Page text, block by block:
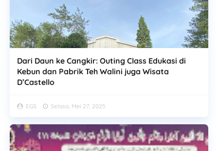
Dari Daun ke Cangkir: Outing Class Edukasi di
Kebun dan Pabrik Teh Walini juga Wisata
D’Castello
EGS Selasa, Mei 27, 2025